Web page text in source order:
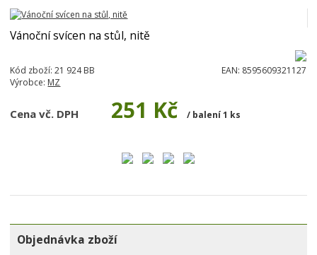
Vánoční svícen na stůl, nitě
Kód zboží: 21 924 BB EAN: 8595609321127
Výrobce: MZ
Cena vč. DPH 251 Kč / balení 1 ks
Objednávka zboží